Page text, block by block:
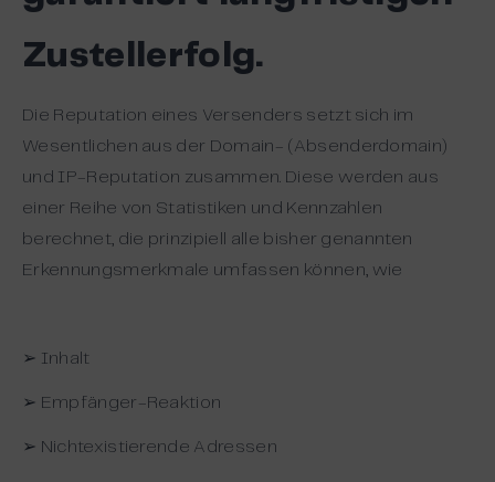
Zustellerfolg.
Die Reputation eines Versenders setzt sich im
Wesentlichen aus der Domain- (Absenderdomain)
und IP-Reputation zusammen. Diese werden aus
einer Reihe von Statistiken und Kennzahlen
berechnet, die prinzipiell alle bisher genannten
Erkennungsmerkmale umfassen können, wie
➢ Inhalt
➢ Empfänger-Reaktion
➢ Nichtexistierende Adressen